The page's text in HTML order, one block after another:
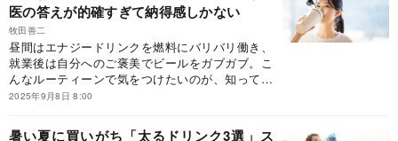
部を抜粋・編集したものです。
医の答えが的確すぎて納得感しかない
牧田善二
昼間はエナジードリンクを燃料にバリバリ働き、
就業後は自分へのご褒美でビールをガブガブ。こ
んなルーティーンで気をつけたいのが、知っての
とおり「カフェイン」と「アルコール」だ。過剰
をどれくらいなら問題ないのだろうか。糖尿病専
2025年9月8日 8:00
暑い夏に買いがち「太るドリンク3選」ス